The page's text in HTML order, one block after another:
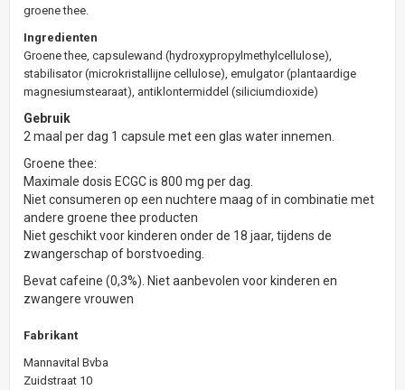
groene thee.
Ingredienten
Groene thee, capsulewand (hydroxypropylmethylcellulose),
stabilisator (microkristallijne cellulose), emulgator (plantaardige
magnesiumstearaat), antiklontermiddel (siliciumdioxide)
Gebruik
2 maal per dag 1 capsule met een glas water innemen.
Groene thee:
Maximale dosis ECGC is 800 mg per dag.
Niet consumeren op een nuchtere maag of in combinatie met
andere groene thee producten
Niet geschikt voor kinderen onder de 18 jaar, tijdens de
zwangerschap of borstvoeding.
Bevat cafeine (0,3%). Niet aanbevolen voor kinderen en
zwangere vrouwen
Fabrikant
Mannavital Bvba
Zuidstraat 10